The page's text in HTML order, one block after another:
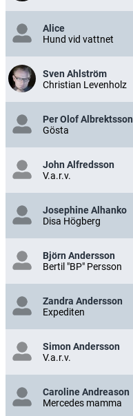
Alice
Hund vid vattnet
Sven Ahlström
Christian Levenholz
Per Olof Albrektsson
Gösta
John Alfredsson
V.a.r.v.
Josephine Alhanko
Disa Högberg
Björn Andersson
Bertil "BP" Persson
Zandra Andersson
Expediten
Simon Andersson
V.a.r.v.
Caroline Andreason
Mercedes mamma